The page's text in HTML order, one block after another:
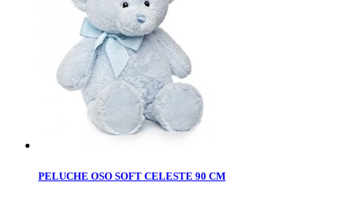
PELUCHE OSO SOFT CELESTE 90 CM